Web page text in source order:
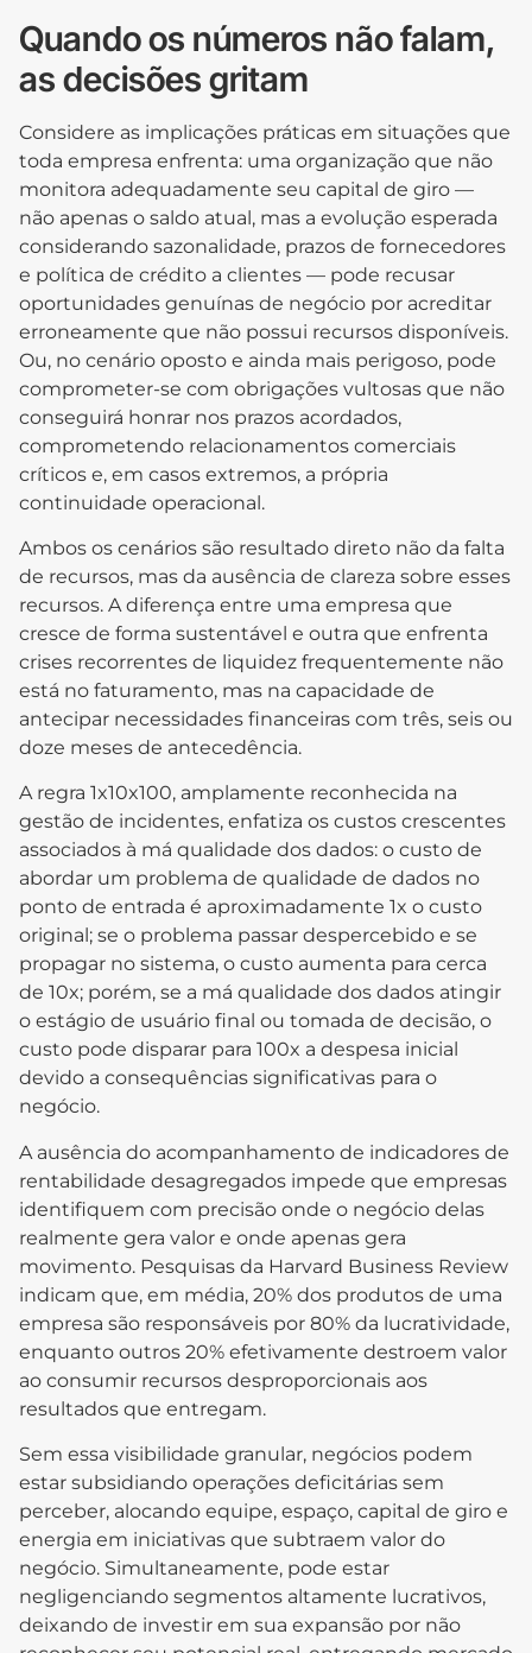
Quando os números não falam,
as decisões gritam
Considere as implicações práticas em situações que
toda empresa enfrenta: uma organização que não
monitora adequadamente seu capital de giro —
não apenas o saldo atual, mas a evolução esperada
considerando sazonalidade, prazos de fornecedores
e política de crédito a clientes — pode recusar
oportunidades genuínas de negócio por acreditar
erroneamente que não possui recursos disponíveis.
Ou, no cenário oposto e ainda mais perigoso, pode
comprometer-se com obrigações vultosas que não
conseguirá honrar nos prazos acordados,
comprometendo relacionamentos comerciais
críticos e, em casos extremos, a própria
continuidade operacional.
Ambos os cenários são resultado direto não da falta
de recursos, mas da ausência de clareza sobre esses
recursos. A diferença entre uma empresa que
cresce de forma sustentável e outra que enfrenta
crises recorrentes de liquidez frequentemente não
está no faturamento, mas na capacidade de
antecipar necessidades financeiras com três, seis ou
doze meses de antecedência.
A regra 1x10x100, amplamente reconhecida na
gestão de incidentes, enfatiza os custos crescentes
associados à má qualidade dos dados: o custo de
abordar um problema de qualidade de dados no
ponto de entrada é aproximadamente 1x o custo
original; se o problema passar despercebido e se
propagar no sistema, o custo aumenta para cerca
de 10x; porém, se a má qualidade dos dados atingir
o estágio de usuário final ou tomada de decisão, o
custo pode disparar para 100x a despesa inicial
devido a consequências significativas para o
negócio.
A ausência do acompanhamento de indicadores de
rentabilidade desagregados impede que empresas
identifiquem com precisão onde o negócio delas
realmente gera valor e onde apenas gera
movimento. Pesquisas da Harvard Business Review
indicam que, em média, 20% dos produtos de uma
empresa são responsáveis por 80% da lucratividade,
enquanto outros 20% efetivamente destroem valor
ao consumir recursos desproporcionais aos
resultados que entregam.
Sem essa visibilidade granular, negócios podem
estar subsidiando operações deficitárias sem
perceber, alocando equipe, espaço, capital de giro e
energia em iniciativas que subtraem valor do
negócio. Simultaneamente, pode estar
negligenciando segmentos altamente lucrativos,
deixando de investir em sua expansão por não